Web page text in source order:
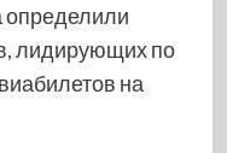
определили
лидирующих по
на